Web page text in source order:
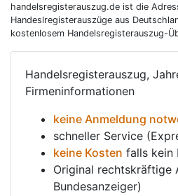
handelsregisterauszug.de ist die
Handeslregisterauszüge aus
kostenlosem Handelsregisterauszug-
Handelsregisterauszug,
Firmeninformationen
keine Anmeldung
schneller Service
keine Kosten falls kein
Original rechtskräftige
Bundesanzeiger)